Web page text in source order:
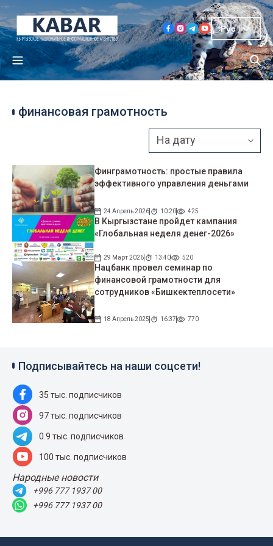
Рус
финансовая грамотность
Финграмотность: простые правила
эффективного управления деньгами
24 Апрель 2026 10:20 425
В Кыргызстане пройдет кампания
«Глобальная неделя денег-2026»
29 Март 2026 13:40 520
Нацбанк провел семинар по
финансовой грамотности для
сотрудников «Бишкектеплосети»
18 Апрель 2025 16:37 770
Подписывайтесь на наши соцсети!
35 тыс. подписчиков
97 тыс. подписчиков
0.9 тыс. подписчиков
100 тыс. подписчиков
Народные новости
+996 777 1937 00
+996 777 1937 00